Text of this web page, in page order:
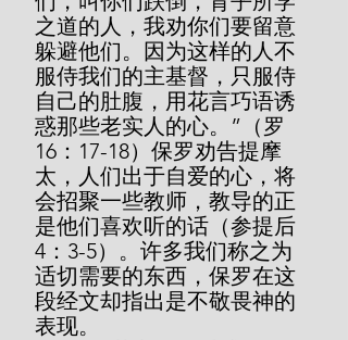
之道的人，我劝你们要留意
躲避他们。因为这样的人不
服侍我们的主基督，只服侍
自己的肚腹，用花言巧语诱
惑那些老实人的心。”（罗
16：17-18）保罗劝告提摩
太，人们出于自爱的心，将
会招聚一些教师，教导的正
是他们喜欢听的话（参提后
4：3-5）。许多我们称之为
适切需要的东西，保罗在这
段经文却指出是不敬畏神的
表现。